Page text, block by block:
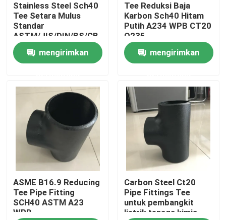
Wisata pabrik
Kontrol kualitas
Hubungi kami
Quote request suatu
Flensa Pipa Baja
Flensa Pipa DIN
Flensa Pipa ANSI
Stainless Steel Sch40
Tee Setara Mulus
Standar
ASTM/JIS/DIN/BS/GB
mengirimkan
Tee Reduksi Baja
Karbon Sch40 Hitam
Putih A234 WPB CT20
Q235
mengirimkan
ASME B16.9 Reducing
Tee Pipe Fitting
SCH40 ASTM A23
WPB
Carbon Steel Ct20
Pipe Fittings Tee
untuk pembangkit
listrik tenaga kimia